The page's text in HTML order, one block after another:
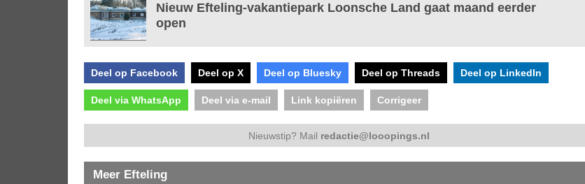
Nieuw Efteling-vakantiepark Loonsche Land gaat maand eerder
open
Deel op Facebook Deel op X Deel op Bluesky Deel op Threads Deel op LinkedIn
Deel via WhatsApp Deel via e-mail Link kopiëren Corrigeer
Nieuwstip? Mail redactie@looopings.nl
Meer Efteling